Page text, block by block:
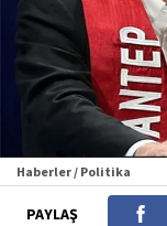
Haberler / Politika
PAYLAŞ